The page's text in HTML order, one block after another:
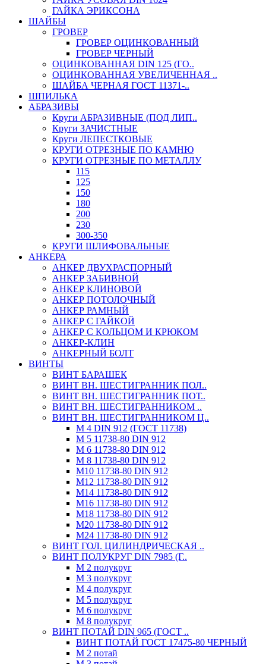
ГАЙКА ЭРИКСОНА
ШАЙБЫ
ГРОВЕР
ГРОВЕР ОЦИНКОВАННЫЙ
ГРОВЕР ЧЕРНЫЙ
ОЦИНКОВАННАЯ DIN 125 (ГО..
ОЦИНКОВАННАЯ УВЕЛИЧЕННАЯ ..
ШАЙБА ЧЕРНАЯ ГОСТ 11371-..
ШПИЛЬКА
АБРАЗИВЫ
Круги АБРАЗИВНЫЕ (ПОД ЛИП..
Круги ЗАЧИСТНЫЕ
Круги ЛЕПЕСТКОВЫЕ
КРУГИ ОТРЕЗНЫЕ ПО КАМНЮ
КРУГИ ОТРЕЗНЫЕ ПО МЕТАЛЛУ
115
125
150
180
200
230
300-350
КРУГИ ШЛИФОВАЛЬНЫЕ
АНКЕРА
АНКЕР ДВУХРАСПОРНЫЙ
АНКЕР ЗАБИВНОЙ
АНКЕР КЛИНОВОЙ
АНКЕР ПОТОЛОЧНЫЙ
АНКЕР РАМНЫЙ
АНКЕР С ГАЙКОЙ
АНКЕР С КОЛЬЦОМ И КРЮКОМ
АНКЕР-КЛИН
АНКЕРНЫЙ БОЛТ
ВИНТЫ
ВИНТ БАРАШЕК
ВИНТ ВН. ШЕСТИГРАННИК ПОЛ..
ВИНТ ВН. ШЕСТИГРАННИК ПОТ..
ВИНТ ВН. ШЕСТИГРАННИКОМ ..
ВИНТ ВН. ШЕСТИГРАННИКОМ Ц..
М 4 DIN 912 (ГОСТ 11738)
М 5 11738-80 DIN 912
М 6 11738-80 DIN 912
М 8 11738-80 DIN 912
М10 11738-80 DIN 912
М12 11738-80 DIN 912
М14 11738-80 DIN 912
М16 11738-80 DIN 912
М18 11738-80 DIN 912
М20 11738-80 DIN 912
М24 11738-80 DIN 912
ВИНТ ГОЛ. ЦИЛИНДРИЧЕСКАЯ ..
ВИНТ ПОЛУКРУГ DIN 7985 (Г..
М 2 полукруг
М 3 полукруг
М 4 полукруг
М 5 полукруг
М 6 полукруг
М 8 полукруг
ВИНТ ПОТАЙ DIN 965 (ГОСТ ..
ВИНТ ПОТАЙ ГОСТ 17475-80 ЧЕРНЫЙ
М 2 потай